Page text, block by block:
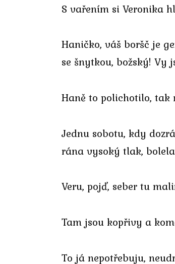
S vařením si Veronika
Haničko, váš boršč je
se šnytkou, božský! Vy
Haně to polichotilo, tak
Jednu sobotu, kdy
rána vysoký tlak,
Veru, pojď, seber tu
Tam jsou kopřivy a
To já nepotřebuju,